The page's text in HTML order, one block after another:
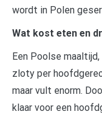
wordt in Polen
Wat kost eten en
Een Poolse
zloty per
maar vult enorm.
klaar voor een